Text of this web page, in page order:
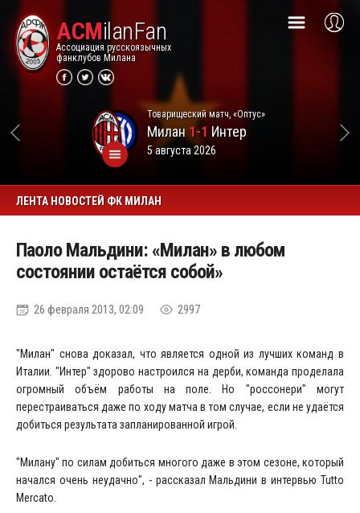
ACMilanFan
Ассоциация русскоязычных
фанклубов Милана
Товарищеский матч, «Оптус»
Милан1-1 Интер
5 августа 2026
ЛЕНТА НОВОСТЕЙ ФК МИЛАН
Паоло Мальдини: «Милан» в любом
состоянии остаётся собой»
26 февраля 2013, 02:09 2997
"Милан" снова доказал, что является одной из лучших команд в
Италии. "Интер" здорово настроился на дерби, команда проделала
огромный объём работы на поле. Но "россонери" могут
перестраиваться даже по ходу матча в том случае, если не удаётся
добиться результата запланированной игрой.
"Милану" по силам добиться многого даже в этом сезоне, который
начался очень неудачно", - рассказал Мальдини в интервью Tutto
Mercato.